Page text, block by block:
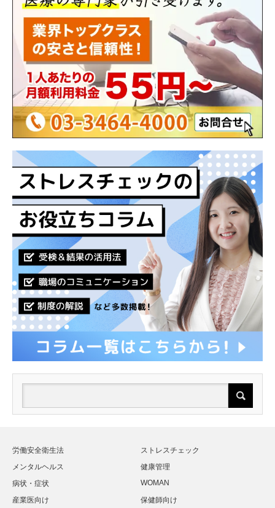
労働安全衛生法
ストレスチェック
メンタルヘルス
健康管理
病状・症状
WOMAN
産業医向け
保健師向け